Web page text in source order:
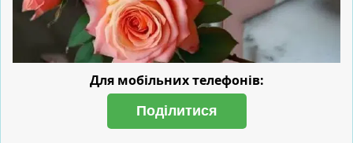
Для мобільних телефонів:
Поділитися